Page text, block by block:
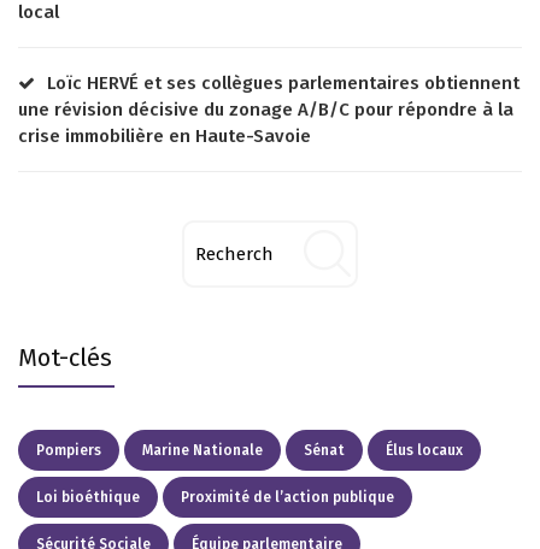
local
Loïc HERVÉ et ses collègues parlementaires obtiennent
une révision décisive du zonage A/B/C pour répondre à la
crise immobilière en Haute-Savoie
Mot-clés
Pompiers Marine Nationale Sénat Élus locaux
Loi bioéthique Proximité de l’action publique
Sécurité Sociale Équipe parlementaire